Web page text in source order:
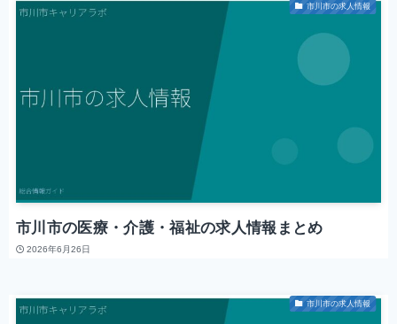
市川市の求人情報
市川市の医療・介護・福祉の求人情報まとめ
2026年6月26日
市川市の求人情報